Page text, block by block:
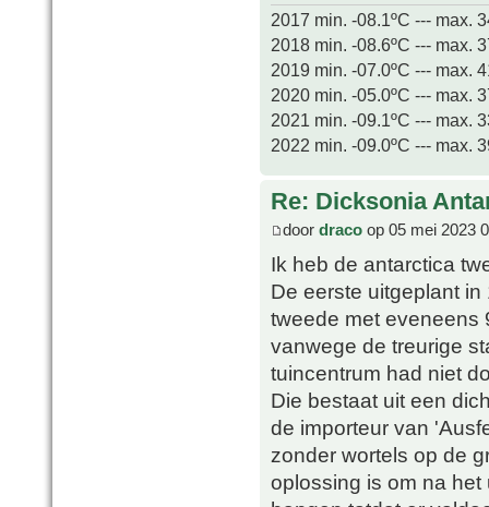
2017 min. -08.1ºC --- max.
2018 min. -08.6ºC --- max.
2019 min. -07.0ºC --- max.
2020 min. -05.0ºC --- max.
2021 min. -09.1ºC --- max.
2022 min. -09.0ºC --- max.
Re: Dicksonia
door draco op 05 mei 2023
Ik heb de antarctica
De eerste uitgeplant
tweede met eveneens
vanwege de treurige
tuincentrum had niet
Die bestaat uit een
de importeur van
zonder wortels op de
oplossing is om na